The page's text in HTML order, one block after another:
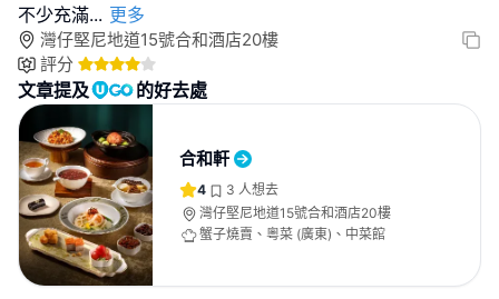
不少充滿... 更多
灣仔堅尼地道15號合和酒店20樓
評分
文章提及 的好去處
合和軒
4 3 人想去
灣仔堅尼地道15號合和酒店20樓
蟹子燒賣、粵菜 (廣東)、中菜館